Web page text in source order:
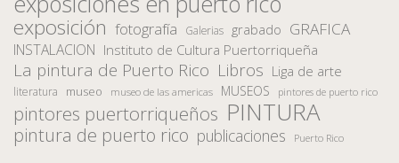
exposición fotografía Galerias grabado GRAFICA
INSTALACION Instituto de Cultura Puertorriqueña
La pintura de Puerto Rico Libros Liga de arte
literatura museo museo de las americas MUSEOS pintores de puerto rico
pintores puertorriqueños PINTURA
pintura de puerto rico publicaciones Puerto Rico